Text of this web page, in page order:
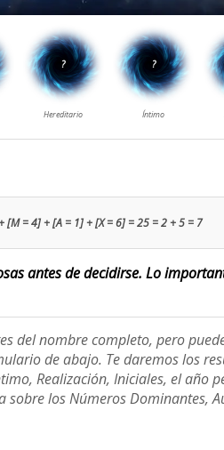
[M = 4] + [A = 1] + [X = 6] = 25 = 2 + 5 = 7
antes de decidirse. Lo
del nombre completo, pero
de abajo. Te daremos los
Realización, Iniciales, el año
los Números Dominantes,